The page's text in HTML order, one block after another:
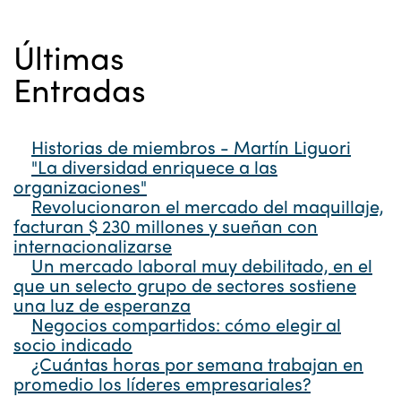
Últimas
Entradas
Historias de miembros - Martín Liguori
"La diversidad enriquece a las
organizaciones"
Revolucionaron el mercado del maquillaje,
facturan $ 230 millones y sueñan con
internacionalizarse
Un mercado laboral muy debilitado, en el
que un selecto grupo de sectores sostiene
una luz de esperanza
Negocios compartidos: cómo elegir al
socio indicado
¿Cuántas horas por semana trabajan en
promedio los líderes empresariales?